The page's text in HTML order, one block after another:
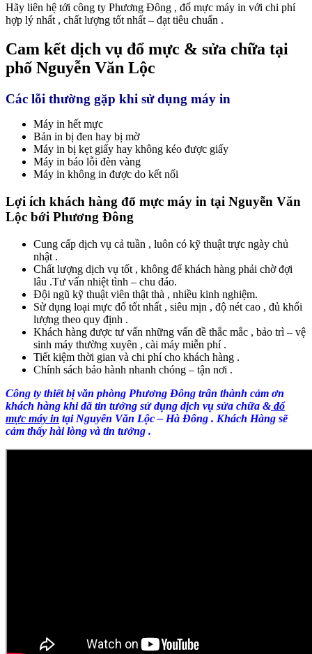
Hãy liên hệ tới công ty Phương Đông , đổ mực máy in với chi phí
hợp lý nhất , chất lượng tốt nhất – đạt tiêu chuẩn .
Cam kết dịch vụ đổ mực & sửa chữa tại
phố Nguyễn Văn Lộc
Các lỗi thường gặp khi sử dụng máy in
Máy in hết mực
Bản in bị đen hay bị mờ
Máy in bị kẹt giấy hay không kéo được giấy
Máy in báo lỗi đèn vàng
Máy in không in được do kết nối
Lợi ích khách hàng đổ mực máy in tại Nguyễn Văn
Lộc bới Phương Đông
Cung cấp dịch vụ cả tuần , luôn có kỹ thuật trực ngày chủ
nhật .
Chất lượng dịch vụ tốt , không để khách hàng phải chờ đợi
lâu .Tư vấn nhiệt tình – chu đáo.
Đội ngũ kỹ thuật viên thật thà , nhiều kinh nghiệm.
Sử dụng loại mực đổ tốt nhất , siêu mịn , độ nét cao , đủ khối
lượng theo quy định .
Khách hàng được tư vấn những vấn đề thắc mắc , bảo trì – vệ
sinh máy thường xuyên , cài máy miễn phí .
Tiết kiệm thời gian và chi phí cho khách hàng .
Chính sách bảo hành nhanh chóng – tận nơi .
Công ty thiết bị văn phòng Phương Đông trân thành cảm ơn
khách hàng khi đã tin tưởng sử dụng dịch vụ sửa chữa &đổ
mực máy in tại Nguyễn Văn Lộc – Hà Đông . Khách Hàng sẽ
cảm thấy hài lòng và tin tưởng .